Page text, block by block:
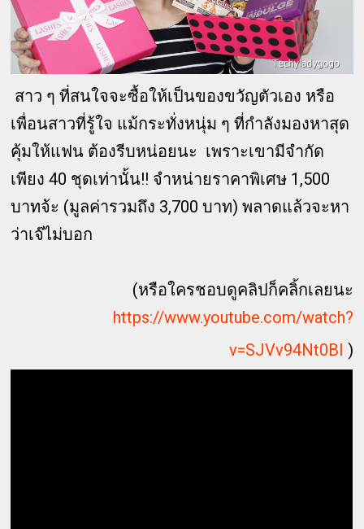
สาว ๆ ที่สนใจจะซื้อให้เป็นของขวัญตัวเอง หรือ
เพื่อนสาวที่รู้ใจ แม้กระทั่งหนุ่ม ๆ ที่กำลังมองหาสุด
คุ้มให้แฟน ต้องรีบหน่อยนะ เพราะเขามีจำกัด
เพียง 40 ชุดเท่านั้น!! จำหน่ายราคาพิเศษ 1,500
บาทจ้ะ (มูลค่ารวมถึง 3,700 บาท) พลาดแล้วจะหา
ว่าเจ๊ไม่บอก
(หรือใครชอบดูคลิปก็คลิ้กเลยนะ
https://www.youtube.com/watch?
v=SJVv94Nt0BI )